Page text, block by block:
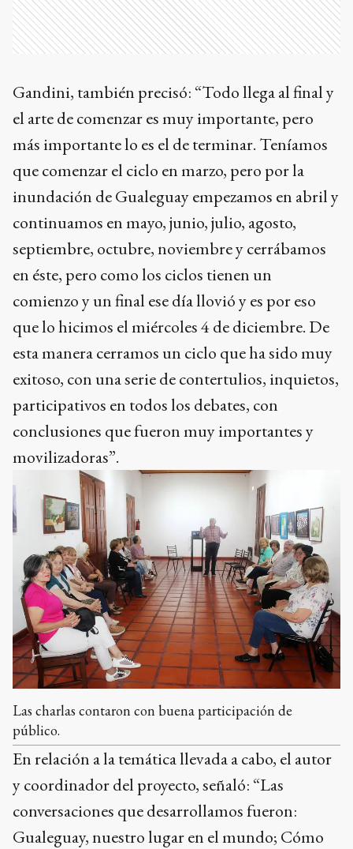
Gandini, también precisó: “Todo llega al final y
el arte de comenzar es muy importante, pero
más importante lo es el de terminar. Teníamos
que comenzar el ciclo en marzo, pero por la
inundación de Gualeguay empezamos en abril y
continuamos en mayo, junio, julio, agosto,
septiembre, octubre, noviembre y cerrábamos
en éste, pero como los ciclos tienen un
comienzo y un final ese día llovió y es por eso
que lo hicimos el miércoles 4 de diciembre. De
esta manera cerramos un ciclo que ha sido muy
exitoso, con una serie de contertulios, inquietos,
participativos en todos los debates, con
conclusiones que fueron muy importantes y
movilizadoras”.
Las charlas contaron con buena participación de
público.
En relación a la temática llevada a cabo, el autor
y coordinador del proyecto, señaló: “Las
conversaciones que desarrollamos fueron:
Gualeguay, nuestro lugar en el mundo; Cómo